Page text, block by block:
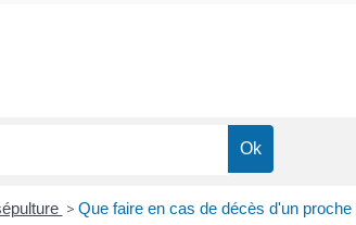
> Que faire en cas de décès d'un proche